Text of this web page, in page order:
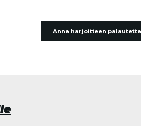
Anna harjoitteen palautetta